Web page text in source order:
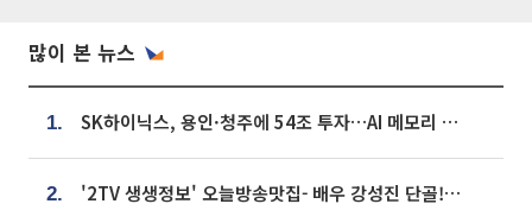
많이 본 뉴스
1. SK하이닉스, 용인·청주에 54조 투자…AI 메모리 생산기지 키운다
2. '2TV 생생정보' 오늘방송맛집- 배우 강성진 단골! 쌀국수ㆍ푸팟퐁 커리 맛집 '블○○○'